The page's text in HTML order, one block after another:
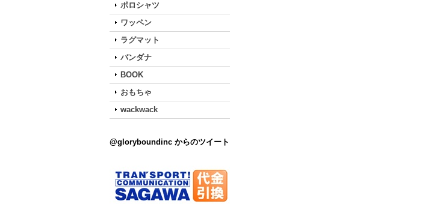
ポロシャツ
ワッペン
ラグマット
バンダナ
BOOK
おもちゃ
wackwack
@gloryboundinc からのツイート